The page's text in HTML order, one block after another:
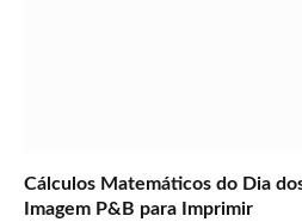
Cálculos Matemáticos do Dia
Imagem P&B para Imprimir